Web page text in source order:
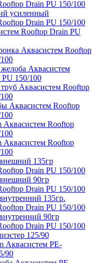
Drain PU 150/100
усиленный
Drain PU 150/100
Rooftop Drain PU
Аквасистем Rooftop
Аквасистем
150/100
Аквасистем Rooftop
Аквасистем Rooftop
Аквасистем Rooftop
Аквасистем Rooftop
135гр
Drain PU 150/100
90гр
Drain PU 150/100
135гр.
Drain PU 150/100
90гр
Drain PU 150/100
125/90
Аквасистем PE-
90